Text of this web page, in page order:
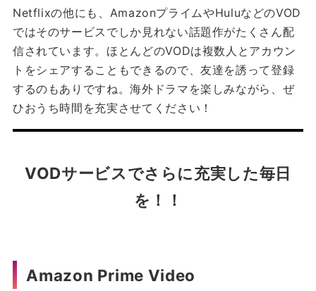
Netflixの他にも、AmazonプライムやHuluなどのVOD
ではそのサービスでしか見れない話題作がたくさん配
信されています。ほとんどのVODは複数人とアカウン
トをシェアすることもできるので、友達を誘って登録
するのもありですね。海外ドラマを楽しみながら、ぜ
ひおうち時間を充実させてください！
VODサービスでさらに充実した毎日
を！！
Amazon Prime Video